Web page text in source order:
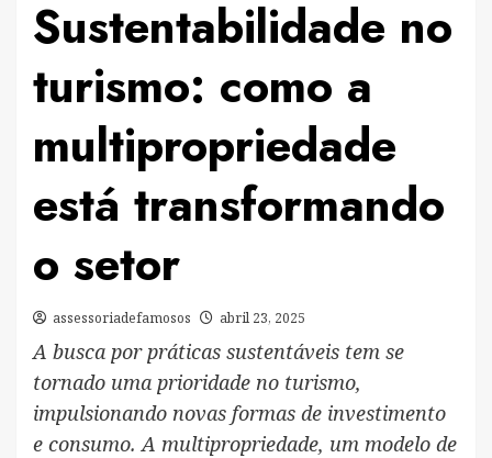
Sustentabilidade no
turismo: como a
multipropriedade
está transformando
o setor
assessoriadefamosos abril 23, 2025
A busca por práticas sustentáveis tem se
tornado uma prioridade no turismo,
impulsionando novas formas de investimento
e consumo. A multipropriedade, um modelo de